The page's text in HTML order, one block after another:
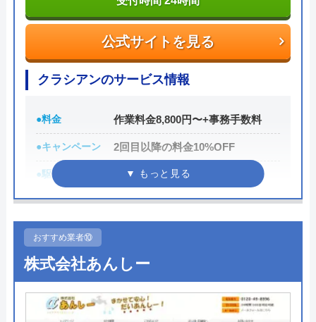
金、キャンセル料金、基本料金など、作業料金以外
の費用は発生しません。トラブル別の作業料金表が
用意されており、トイレのつまり・水漏れは、作業
料金5,280円で対応してもらえます。また、トイレの
リフォームも、格安で依頼することができます。
公式サイトを見る
0120-48-8919
受付時間 24時間
九州水道修理サービスの基本情報
運営会社 株式会社九州水道修理サービス
代表者 岸正道
公式サイトを見る
クラシアンのサービス情報
●料金 作業料金8,800円〜+事務手数料
●キャンペーン 2回目以降の料金10%OFF
●駆けつけ時間 最短30分
●受付時間 24時間
●定休日
●出張見積もり
お見積り・出張費無料※ご成約に
至らない場合は出張費がかかる事
がございます
●支払い方法
現金、クレジットカード、コンビ
おすすめ業者⑩
株式会社あんしー